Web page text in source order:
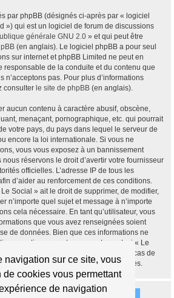
navigation sur ce site, vous
de cookies vous permettant
de navigation
par phpBB (désignés ci-après par « logiciel
») qui est un logiciel de forum de discussions
générale GNU 2.0 » et qui peut être
(en anglais). Le logiciel phpBB a pour seul
sur internet et phpBB Limited ne peut en
responsable de la conduite et du contenu que
n’acceptons pas. Pour plus d’informations
consulter le site de phpBB (en anglais).
aucun contenu à caractère abusif, obscène,
menaçant, pornographique, etc. qui pourrait
votre pays, du pays dans lequel le serveur de
encore la loi internationale. Si vous ne
vous vous exposez à un bannissement
réservons le droit d’avertir votre fournisseur
officielles. L’adresse IP de tous les
d’aider au renforcement de ces conditions.
Social » ait le droit de supprimer, de modifier,
n’importe quel sujet et message à n’importe
cela nécessaire. En tant qu’utilisateur, vous
que vous avez renseignées soient
de données. Bien que ces informations ne
partie sans votre consentement, ni « Le
être tenus comme responsables en cas de
visant à compromettre vos données.